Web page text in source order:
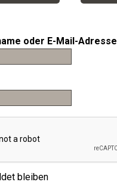
oder E-Mail-Adresse
bleiben